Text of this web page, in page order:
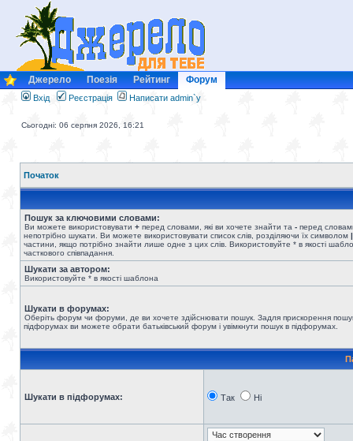
Джерело Поезія Рейтинг Форум
Вхід Реєстрація Написати admin`у
Сьогодні: 06 серпня 2026, 16:21
Початок
Пошук за ключовими словами:
Ви можете використовувати + перед словами, які ви хочете знайти та - перед
непотрібно шукати. Ви можете використовувати список слів, розділяючи їх символом |
частини, якщо потрібно знайти лише одне з цих слів. Використовуйте * в якості
часткового співпадання.
Шукати за автором:
Використовуйте * в якості шаблона
Шукати в форумах:
Оберіть форум чи форуми, де ви хочете здійснювати пошук. Задля прискорення
підфорумах ви можете обрати батьківський форум і увімкнути пошук в підфорумах.
Шукати в підфорумах: Так Ні